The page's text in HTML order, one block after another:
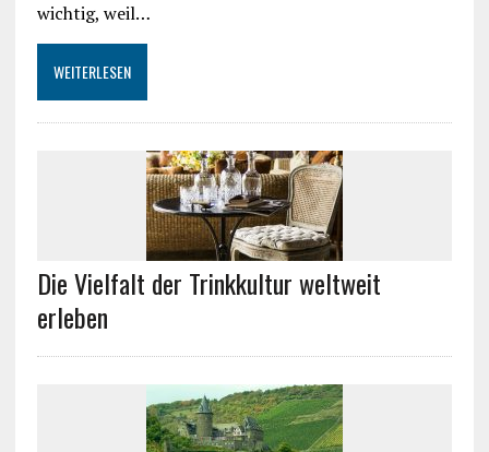
wichtig, weil…
WEITERLESEN
Die Vielfalt der Trinkkultur weltweit
erleben